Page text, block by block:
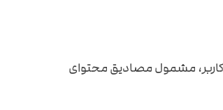
کاربر، مشمول مصادیق محتوای